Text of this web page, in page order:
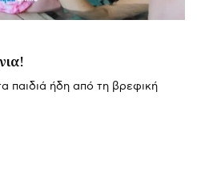
παιδιά ήδη από τη βρεφική